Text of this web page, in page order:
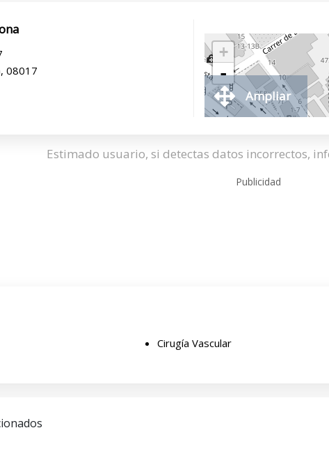
08017
+
-
Ampliar
Estimado usuario, si detectas datos incorrectos,
Publicidad
Cirugía Vascular